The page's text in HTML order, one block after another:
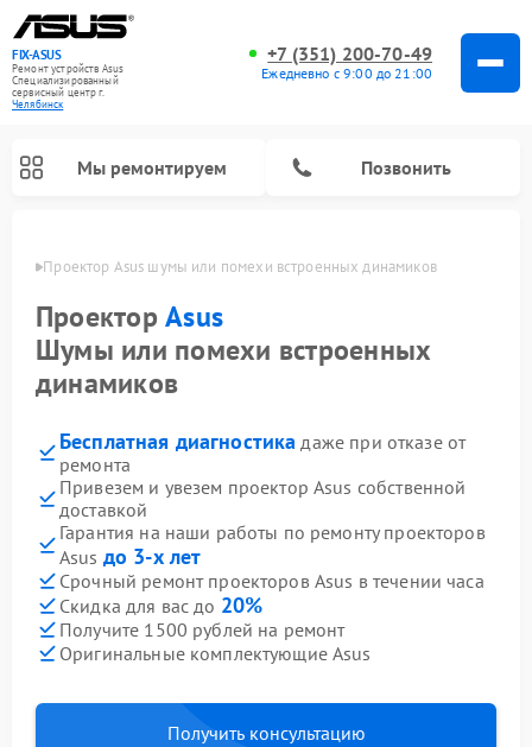
FIX-ASUS
Ремонт устройств Asus
Специализированный
cервисный центр г.
Челябинск
+7 (351) 200-70-49
Ежедневно с 9:00 до 21:00
Мы ремонтируем Позвонить
Проектор Asus шумы или помехи встроенных динамиков
ПроекторAsus
Шумы или помехи встроенных
динамиков
Бесплатная диагностика даже при отказе от
ремонта
Привезем и увезем проектор Asus собственной
доставкой
Гарантия на наши работы по ремонту проекторов
Asus до 3-х лет
Срочный ремонт проекторов Asus в течении часа
Скидка для вас до 20%
Получите 1500 рублей на ремонт
Оригинальные комплектующие Asus
Получить консультацию